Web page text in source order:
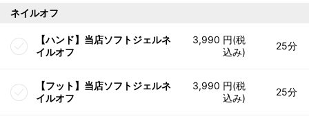
ネイルオフ
【ハンド】当店ソフトジェルネ
イルオフ
3,990 円(税
込み)
25分
【フット】当店ソフトジェルネ
イルオフ
3,990 円(税
込み)
25分